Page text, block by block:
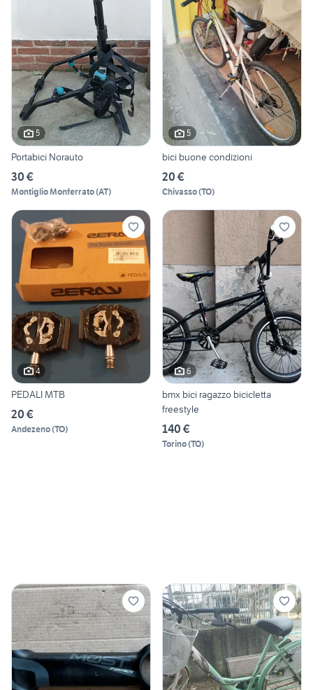
5
Portabici Norauto
30 €
Montiglio Monferrato(AT)
5
bici buone condizioni
20 €
Chivasso(TO)
4
PEDALI MTB
20 €
Andezeno(TO)
6
bmx bici ragazzo bicicletta
freestyle
140 €
Torino(TO)